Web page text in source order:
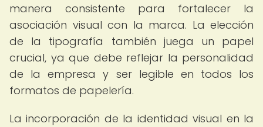
manera consistente para fortalecer la
asociación visual con la marca. La elección
de la tipografía también juega un papel
crucial, ya que debe reflejar la personalidad
de la empresa y ser legible en todos los
formatos de papelería.
La incorporación de la identidad visual en la